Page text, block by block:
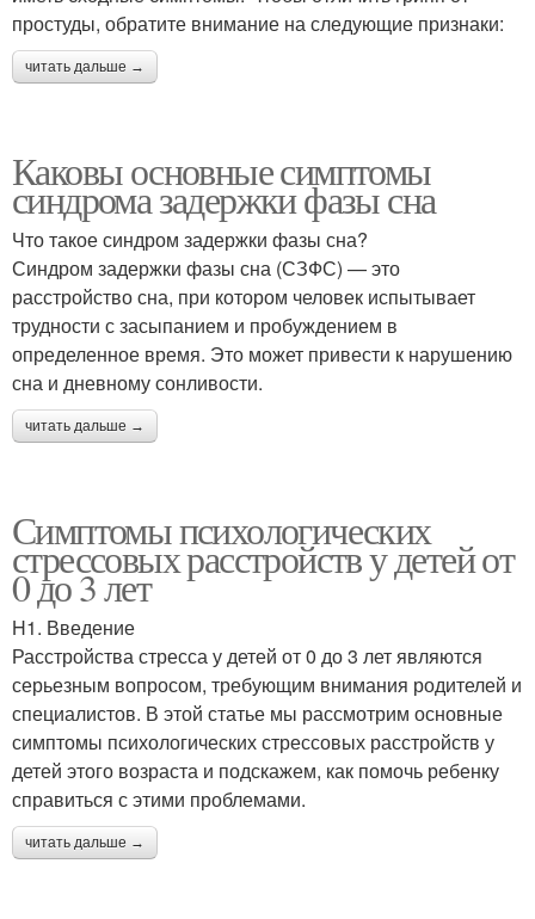
простуды, обратите внимание на следующие признаки:
читать дальше →
Каковы основные симптомы
синдрома задержки фазы сна
Что такое синдром задержки фазы сна?
Синдром задержки фазы сна (СЗФС) — это
расстройство сна, при котором человек испытывает
трудности с засыпанием и пробуждением в
определенное время. Это может привести к нарушению
сна и дневному сонливости.
читать дальше →
Симптомы психологических
стрессовых расстройств у детей от
0 до 3 лет
H1. Введение
Расстройства стресса у детей от 0 до 3 лет являются
серьезным вопросом, требующим внимания родителей и
специалистов. В этой статье мы рассмотрим основные
симптомы психологических стрессовых расстройств у
детей этого возраста и подскажем, как помочь ребенку
справиться с этими проблемами.
читать дальше →